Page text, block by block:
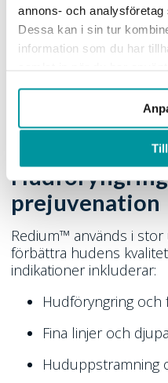
annons- och
Dessa kan i sin tur
information som du har
Kollagen →
Genom att arbeta
ta skada för att sedan
stimuleras hudens
prejuvenation
Redium™ används i
förbättra hudens
indikationer inkluderar:
Hudföryngring
Fina linjer och
Huduppstramning